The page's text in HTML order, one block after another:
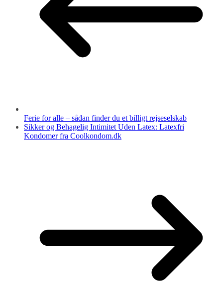
Ferie for alle – sådan finder du et billigt rejseselskab
Sikker og Behagelig Intimitet Uden Latex: Latexfri
Kondomer fra Coolkondom.dk